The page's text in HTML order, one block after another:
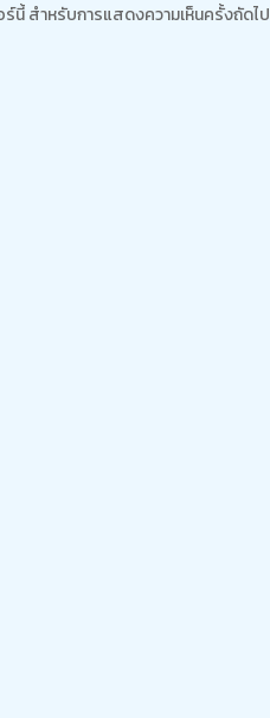
ร์นี้ สำหรับการแสดงความเห็นครั้งถัดไป